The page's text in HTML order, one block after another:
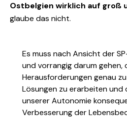
Ostbelgien wirklich auf groß
glaube das nicht.
Es muss nach Ansicht der
und vorrangig darum gehen,
Herausforderungen genau
Lösungen zu erarbeiten und
unserer Autonomie
Verbesserung der